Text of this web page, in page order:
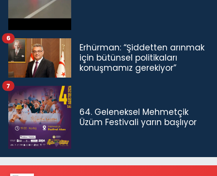
Erhürman: “Şiddetten arınmak
için bütünsel politikaları
konuşmamız gerekiyor”
6
64. Geleneksel Mehmetçik
Üzüm Festivali yarın başlıyor
7